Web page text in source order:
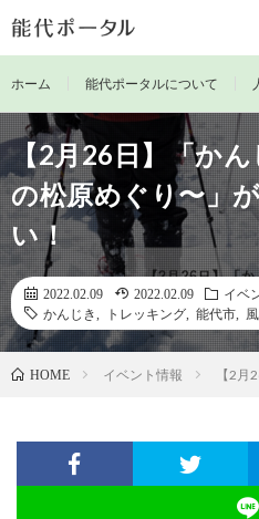
ホーム 能代ポータルについて
【2月26日】「か
の松原めぐり〜」
い！
2022.02.09 2022.02.09
イベ
かんじき
トレッキング 能代市
HOME イベント情報 【2